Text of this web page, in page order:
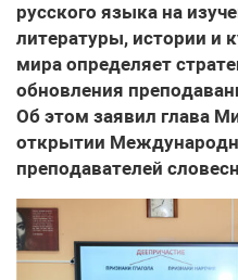
русского языка на
литературы, истории и
мира определяет
обновления
Об этом заявил глава
открытии
преподавателей